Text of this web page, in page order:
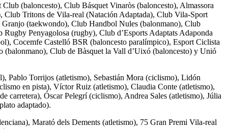
(baloncesto), Club Básquet Vinaròs (baloncesto), Almassora
Tritons de Vila-real (Natación Adaptada), Club Vila-Sport
(taekwondo), Club Handbol Nules (balonmano), Club
Penyagolosa (rugby), Club d’Esports Adaptats Adaponda
Cocemfe Castelló BSR (baloncesto paralímpico), Esport Ciclista
Club de Bàsquet la Vall d’Uixó (baloncesto) y Unió
Pablo Torrijos (atletismo), Sebastián Mora (ciclismo), Lidón
en pista), Víctor Ruiz (atletismo), Claudia Conte (atletismo),
Óscar Pelegrí (ciclismo), Andrea Sales (atletismo), Júlia
adaptado).
Marató dels Dements (atletismo), 75 Gran Premi Vila-real